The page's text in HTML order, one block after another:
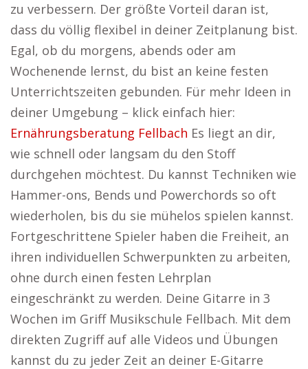
zu verbessern. Der größte Vorteil daran ist,
dass du völlig flexibel in deiner Zeitplanung bist.
Egal, ob du morgens, abends oder am
Wochenende lernst, du bist an keine festen
Unterrichtszeiten gebunden. Für mehr Ideen in
deiner Umgebung – klick einfach hier:
Ernährungsberatung Fellbach Es liegt an dir,
wie schnell oder langsam du den Stoff
durchgehen möchtest. Du kannst Techniken wie
Hammer-ons, Bends und Powerchords so oft
wiederholen, bis du sie mühelos spielen kannst.
Fortgeschrittene Spieler haben die Freiheit, an
ihren individuellen Schwerpunkten zu arbeiten,
ohne durch einen festen Lehrplan
eingeschränkt zu werden. Deine Gitarre in 3
Wochen im Griff Musikschule Fellbach. Mit dem
direkten Zugriff auf alle Videos und Übungen
kannst du zu jeder Zeit an deiner E-Gitarre